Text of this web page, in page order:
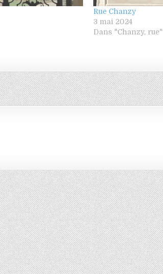
Rue Chanzy
3 mai 2024
Dans "Chanzy, rue"